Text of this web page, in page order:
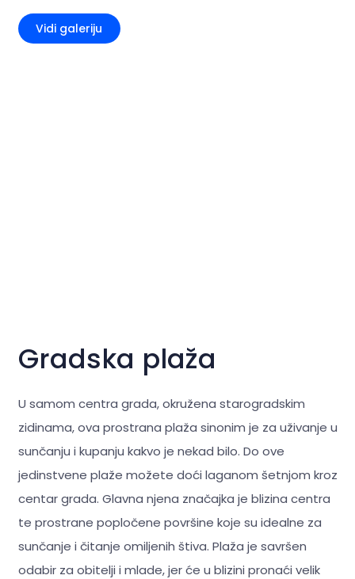
Vidi galeriju
Gradska plaža
U samom centra grada, okružena starogradskim
zidinama, ova prostrana plaža sinonim je za uživanje u
sunčanju i kupanju kakvo je nekad bilo. Do ove
jedinstvene plaže možete doći laganom šetnjom kroz
centar grada. Glavna njena značajka je blizina centra
te prostrane popločene površine koje su idealne za
sunčanje i čitanje omiljenih štiva. Plaža je savršen
odabir za obitelji i mlade, jer će u blizini pronaći velik